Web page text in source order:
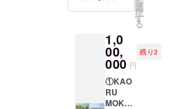
童支援
施設か
礼状 ※
豆の状
態をご
希望の
場合は
対応致
します
月間の
お届
日の出
農園／
日の出
珈琲か
らのお
礼状 ③
ステン
選
択
す
る
1,0
00,
000 円
残り2
①KAO
RU
MOKA